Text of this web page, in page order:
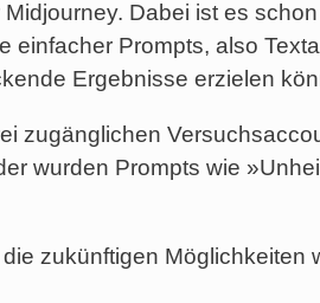
Dabei ist es schon
einfacher Prompts, also
Ergebnisse erzielen
zugänglichen
wurden Prompts wie
zukünftigen Möglichkeiten